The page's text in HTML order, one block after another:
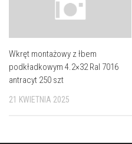
Wkręt montażowy z łbem
podkładkowym 4.2×32 Ral 7016
antracyt 250 szt
21 KWIETNIA 2025